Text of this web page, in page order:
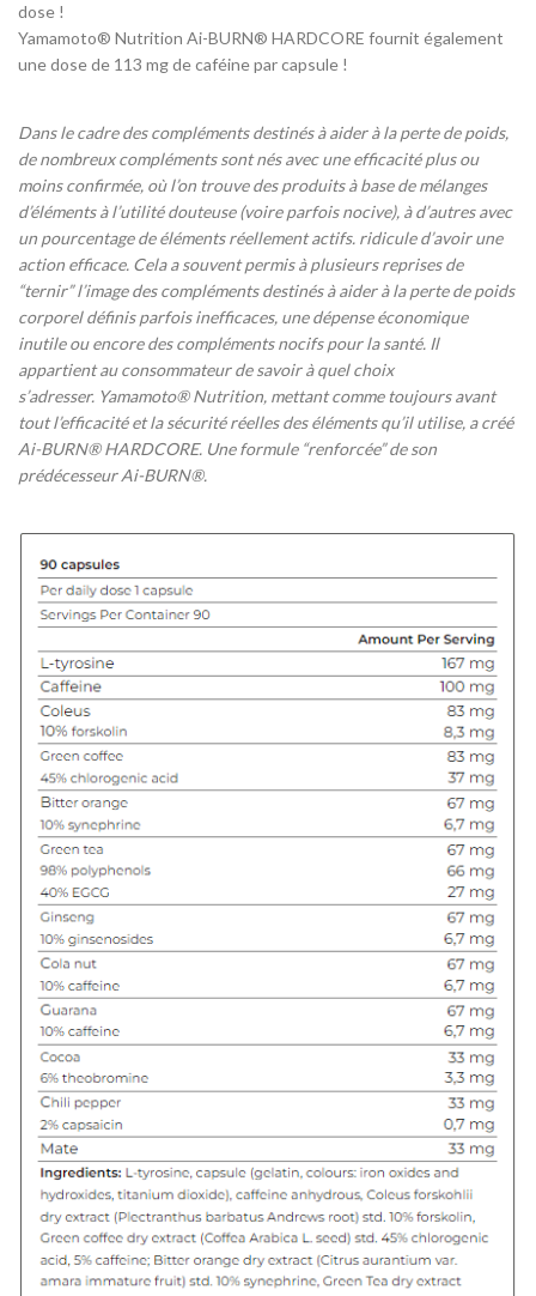
dose !
Yamamoto® Nutrition Ai-BURN® HARDCORE fournit également
une dose de 113 mg de caféine par capsule !
Dans le cadre des compléments destinés à aider à la perte de poids,
de nombreux compléments sont nés avec une efficacité plus ou
moins confirmée, où l’on trouve des produits à base de mélanges
d’éléments à l’utilité douteuse (voire parfois nocive), à ​​d’autres avec
un pourcentage de éléments réellement actifs. ridicule d’avoir une
action efficace. Cela a souvent permis à plusieurs reprises de
“ternir” l’image des compléments destinés à aider à la perte de poids
corporel définis parfois inefficaces, une dépense économique
inutile ou encore des compléments nocifs pour la santé. Il
appartient au consommateur de savoir à quel choix
s’adresser. Yamamoto® Nutrition, mettant comme toujours avant
tout l’efficacité et la sécurité réelles des éléments qu’il utilise, a créé
Ai-BURN® HARDCORE. Une formule “renforcée” de son
prédécesseur Ai-BURN®.